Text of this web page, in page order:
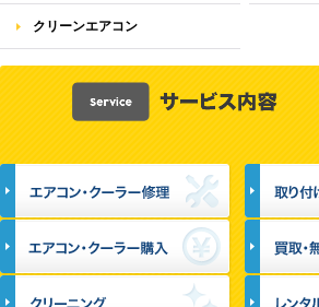
クリーンエアコン